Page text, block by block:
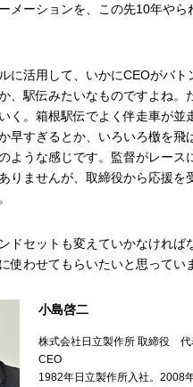
メーションを、この先10年やら
に活用して、いかにCEOがバト
、駅伝みたいなものですよね。
く。箱根駅伝でよく伴走車が並
早すぎるとか、いろいろ檄を飛
ような感じです。監督がレース
りませんが、取締役から応援を
ドセットも変えていかなければ
使わせてもらいたいと思ってい
小島啓二
株式会社日立製作所 取締役 代
CEO
1982年日立製作所入社。2008